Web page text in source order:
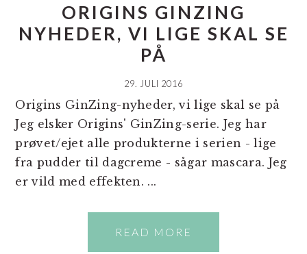
ORIGINS GINZING
NYHEDER, VI LIGE SKAL SE
PÅ
29. JULI 2016
Origins GinZing-nyheder, vi lige skal se på
Jeg elsker Origins' GinZing-serie. Jeg har
prøvet/ejet alle produkterne i serien - lige
fra pudder til dagcreme - sågar mascara. Jeg
er vild med effekten. ...
READ MORE